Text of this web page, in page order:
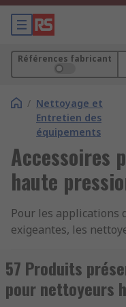
Références fabricant
/ Nettoyage et
Entretien des
équipements
Accessoires
haute
Pour les applications
exigeantes, les
d'eau sous haute
spécifique, les
capables de déloger
57 Produits
pour nettoyeurs